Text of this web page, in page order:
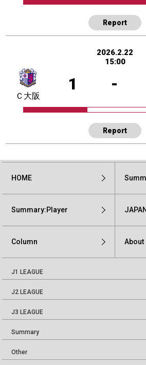
Report
2026.2.22
15:00
1 -
Ｃ大阪
Report
HOME
Summary:Player JAPAN
Column About
J1 LEAGUE
J2 LEAGUE
J3 LEAGUE
Summary
Other